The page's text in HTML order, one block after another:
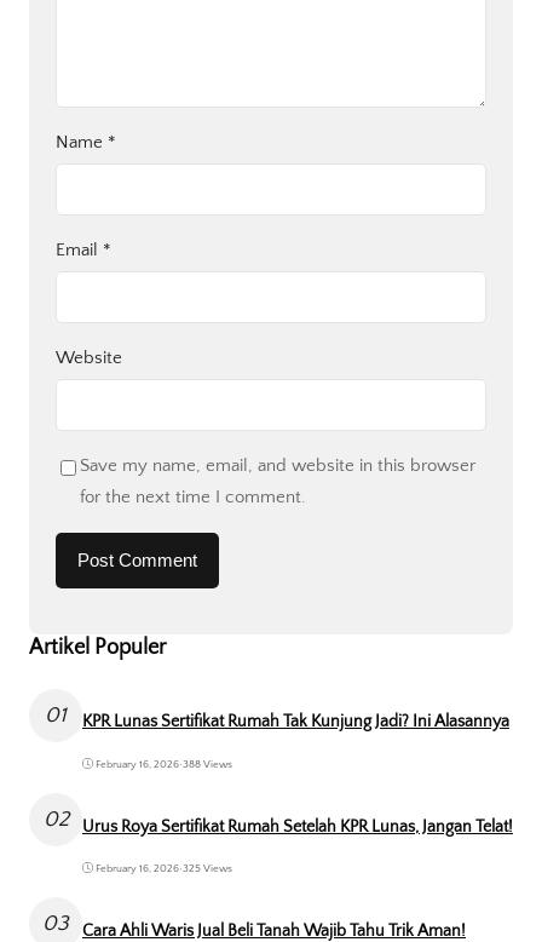
Name *
Email *
Website
Save my name, email, and website in this browser
for the next time I comment.
Artikel Populer
01 KPR Lunas Sertifikat Rumah Tak Kunjung Jadi? Ini Alasannya
February 16, 2026• 388 Views
02 Urus Roya Sertifikat Rumah Setelah KPR Lunas, Jangan Telat!
February 16, 2026•325 Views
03 Cara Ahli Waris Jual Beli Tanah Wajib Tahu Trik Aman!